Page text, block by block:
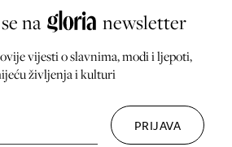
na newsletter
vijesti o slavnima, modi i ljepoti,
življenja i kulturi